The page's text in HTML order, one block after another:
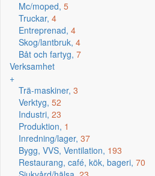
Mc/moped, 5
Truckar, 4
Entreprenad, 4
Skog/lantbruk, 4
Båt och fartyg, 7
Verksamhet
+
Trä-maskiner, 3
Verktyg, 52
Industri, 23
Produktion, 1
Inredning/lager, 37
Bygg, VVS, Ventilation, 193
Restaurang, café, kök, bageri, 70